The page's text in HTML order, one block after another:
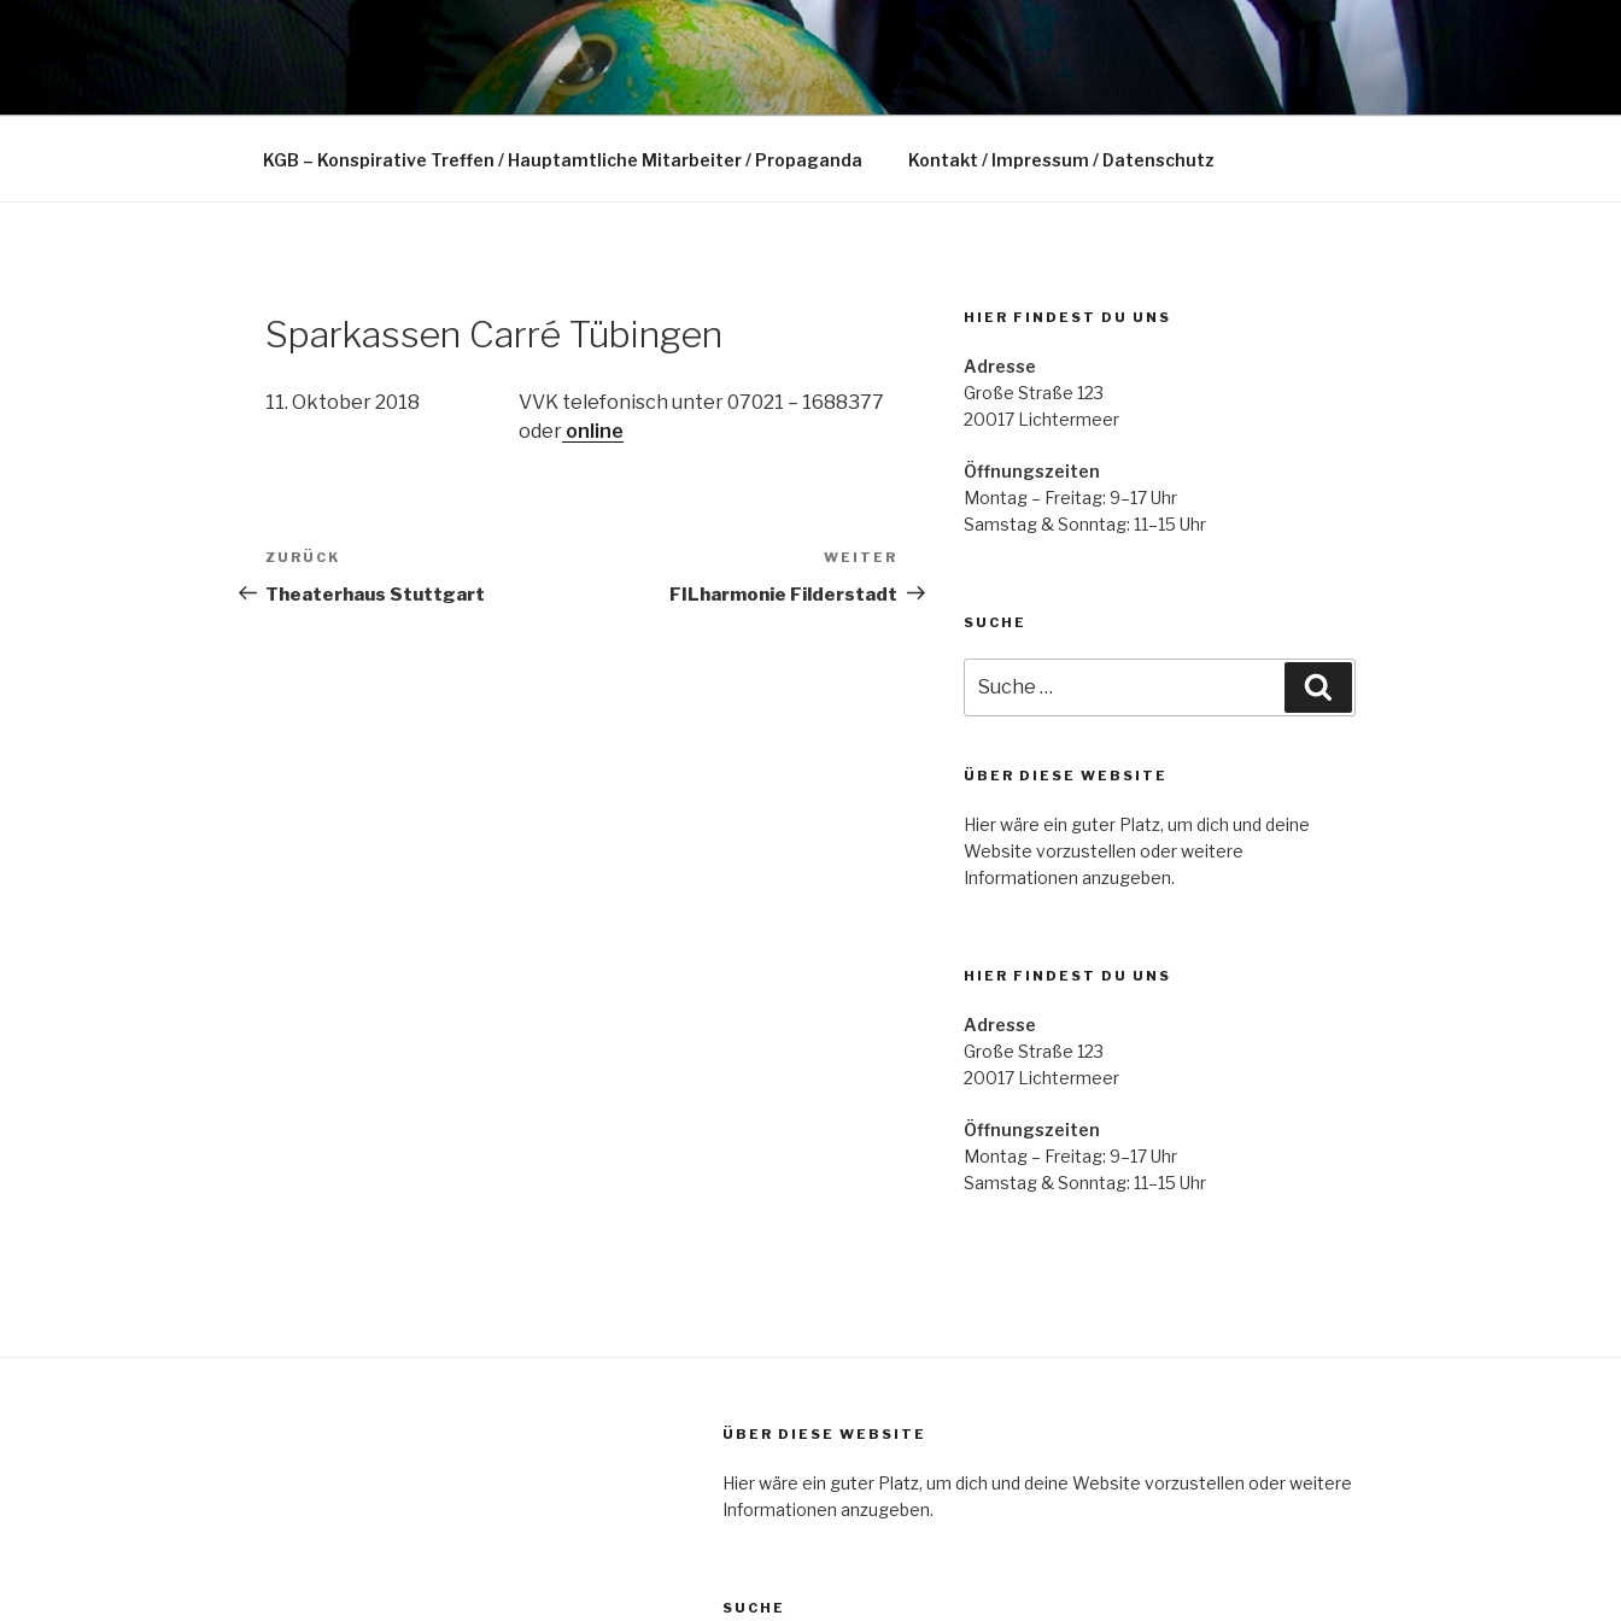
KGB – Konspirative Treffen / Hauptamtliche Mitarbeiter / Propaganda Kontakt / Impressum / Datenschutz
Sparkassen Carré Tübingen
11. Oktober 2018
VVK telefonisch unter 07021 – 1688377
oderonline
Beitragsnavigation
Vorheriger
Beitrag
ZURÜCK
Theaterhaus Stuttgart
Beitrag
WEITER
FILharmonie Filderstadt
HIER FINDEST DU UNS
Adresse
Große Straße 123
20017 Lichtermeer
Öffnungszeiten
Montag – Freitag: 9–17 Uhr
Samstag & Sonntag: 11–15 Uhr
SUCHE
nach:
ÜBER DIESE WEBSITE
Hier wäre ein guter Platz, um dich und deine
Website vorzustellen oder weitere
Informationen anzugeben.
HIER FINDEST DU UNS
Adresse
Große Straße 123
20017 Lichtermeer
Öffnungszeiten
Montag – Freitag: 9–17 Uhr
Samstag & Sonntag: 11–15 Uhr
ÜBER DIESE WEBSITE
Hier wäre ein guter Platz, um dich und deine Website vorzustellen oder weitere
Informationen anzugeben.
SUCHE